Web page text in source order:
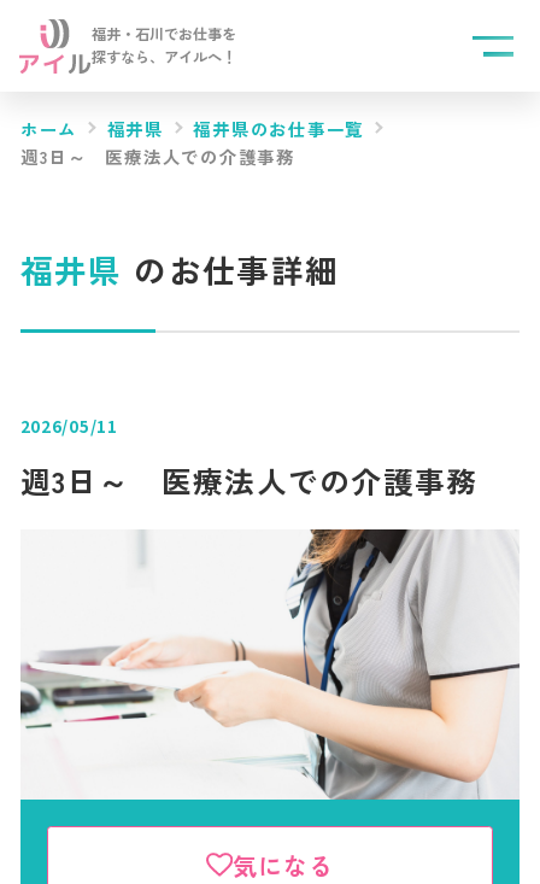
福井・石川でお仕事を
探すなら、 アイルへ！
ホーム 福井県
福井県のお仕事一覧
週3日～ 医療法人での介護事務
福井県 のお仕事詳細
2026/05/11
週3日～ 医療法人での介護事務
気になる